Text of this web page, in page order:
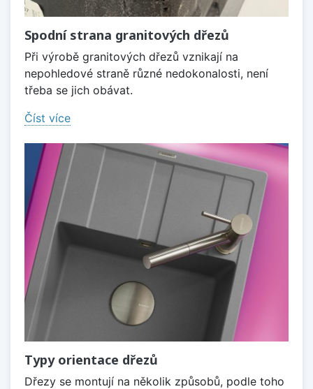
Spodní strana granitových dřezů
Při výrobě granitových dřezů vznikají na
nepohledové straně různé nedokonalosti, není
třeba se jich obávat.
Číst více
Typy orientace dřezů
Dřezy se montují na několik způsobů, podle toho